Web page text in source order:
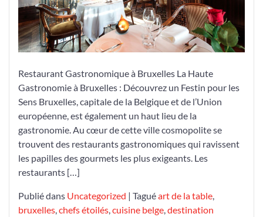
Restaurant Gastronomique à Bruxelles La Haute
Gastronomie à Bruxelles : Découvrez un Festin pour les
Sens Bruxelles, capitale de la Belgique et de l’Union
européenne, est également un haut lieu de la
gastronomie. Au cœur de cette ville cosmopolite se
trouvent des restaurants gastronomiques qui ravissent
les papilles des gourmets les plus exigeants. Les
restaurants […]
Publié dans Uncategorized | Taguéart de la table,
bruxelles,chefs étoilés,cuisine belge,destination